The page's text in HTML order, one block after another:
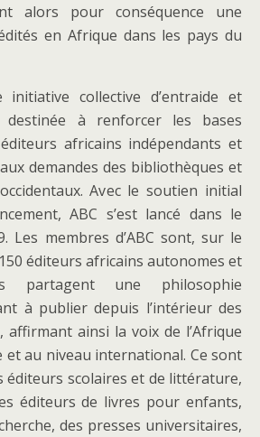
alors pour conséquence une
en Afrique dans les pays du
collective d’entraide et
destinée à renforcer les bases
africains indépendants et
demandes des bibliothèques et
Avec le soutien initial
ABC s’est lancé dans le
Les membres d’ABC sont, sur le
éditeurs africains autonomes et
partagent une philosophie
à publier depuis l’intérieur des
affirmant ainsi la voix de l’Afrique
et au niveau international. Ce sont
éditeurs scolaires et de littérature,
éditeurs de livres pour enfants,
des presses universitaires,